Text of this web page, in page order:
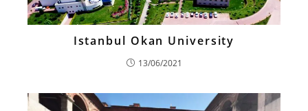
Istanbul Okan University
13/06/2021